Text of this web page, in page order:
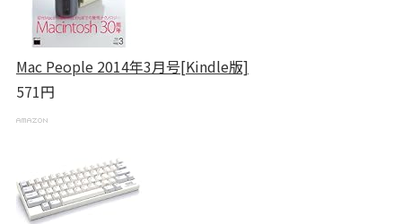
Mac People 2014年3月号[Kindle版]
571円